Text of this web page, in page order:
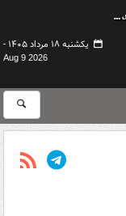
یکشنبه ۱۸ مرداد ۱۴۰۵ -
Aug 9 2026